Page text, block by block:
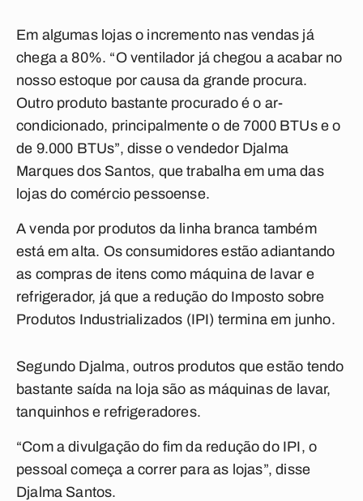
Em algumas lojas o incremento nas vendas já
chega a 80%. “O ventilador já chegou a acabar no
nosso estoque por causa da grande procura.
Outro produto bastante procurado é o ar-
condicionado, principalmente o de 7000 BTUs e o
de 9.000 BTUs”, disse o vendedor Djalma
Marques dos Santos, que trabalha em uma das
lojas do comércio pessoense.
A venda por produtos da linha branca também
está em alta. Os consumidores estão adiantando
as compras de itens como máquina de lavar e
refrigerador, já que a redução do Imposto sobre
Produtos Industrializados (IPI) termina em junho.
Segundo Djalma, outros produtos que estão tendo
bastante saída na loja são as máquinas de lavar,
tanquinhos e refrigeradores.
“Com a divulgação do fim da redução do IPI, o
pessoal começa a correr para as lojas”, disse
Djalma Santos.